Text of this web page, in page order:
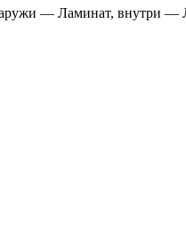
— Ламинат, внутри